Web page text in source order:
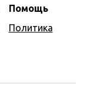
Помощь
Политика